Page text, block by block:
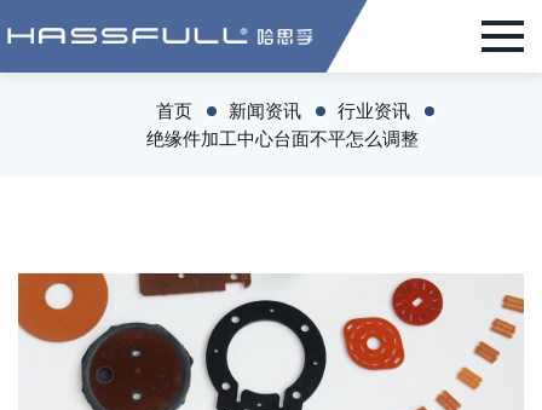
首页 新闻资讯
行业资讯
绝缘件加工中心台面不平怎么调整